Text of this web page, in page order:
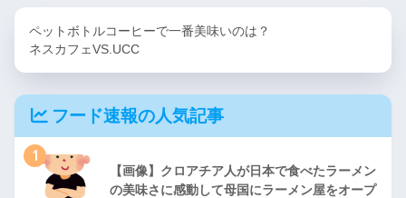
ペットボトルコーヒーで一番美味いのは？
ネスカフェVS.UCC
フード速報の人気記事
1
【画像】クロアチア人が日本で食べたラーメン
の美味さに感動して母国にラーメン屋をオープ